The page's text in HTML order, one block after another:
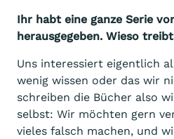
Ihr habt eine ganze Serie
herausgegeben. Wieso
Uns interessiert eigentlich
wenig wissen oder das wir
schreiben die Bücher also
selbst: Wir möchten gern
vieles falsch machen, und